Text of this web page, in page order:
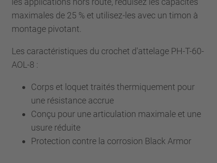
maximales de 25 % et utilisez-les avec un timon à
montage pivotant.
Les caractéristiques du crochet d'attelage PH-T-60-
AOL-8 :
Corps et loquet traités thermiquement pour
une résistance accrue
Conçu pour une articulation maximale et une
usure réduite
Protection contre la corrosion Black Armor